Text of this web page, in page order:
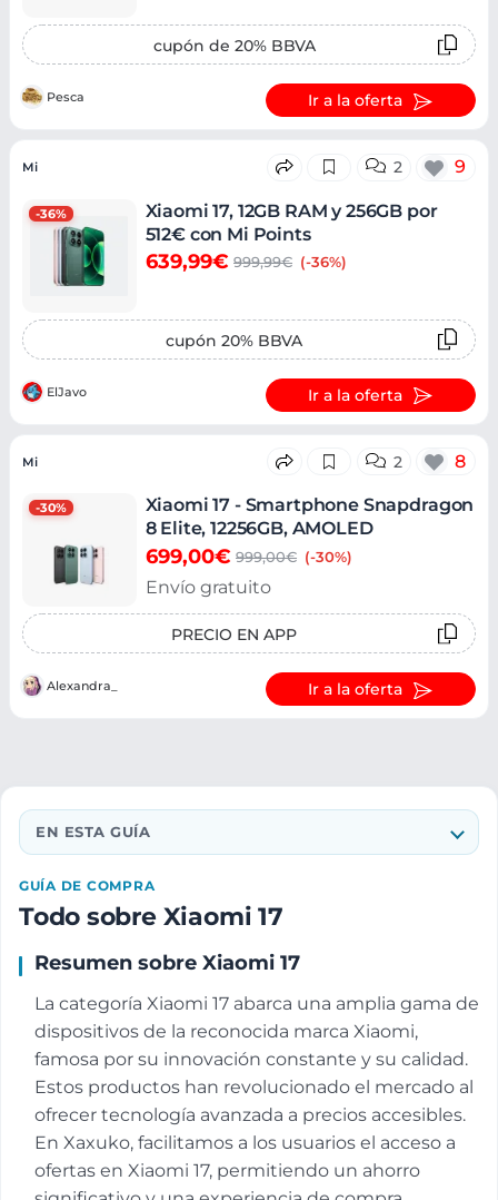
cupón de 20% BBVA
Pesca Ir a la oferta
-36%
Mi 2 9
Xiaomi 17, 12GB RAM y 256GB por
512€ con Mi Points
639,99€ 999,99€ (-36%)
cupón 20% BBVA
ElJavo Ir a la oferta
-30%
Mi 2 8
Xiaomi 17 - Smartphone Snapdragon
8 Elite, 12256GB, AMOLED
699,00€ 999,00€ (-30%)
Envío gratuito
PRECIO EN APP
Alexandra_ Ir a la oferta
EN ESTA GUÍA
GUÍA DE COMPRA
Todo sobre Xiaomi 17
Resumen sobre Xiaomi 17
La categoría Xiaomi 17 abarca una amplia gama de
dispositivos de la reconocida marca Xiaomi,
famosa por su innovación constante y su calidad.
Estos productos han revolucionado el mercado al
ofrecer tecnología avanzada a precios accesibles.
En Xaxuko, facilitamos a los usuarios el acceso a
ofertas en Xiaomi 17, permitiendo un ahorro